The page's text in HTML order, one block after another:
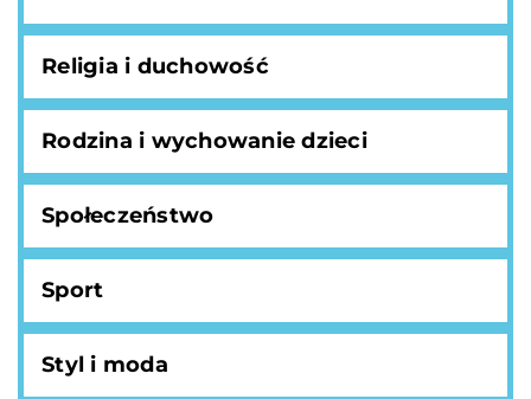
Religia i duchowość
Rodzina i wychowanie dzieci
Społeczeństwo
Sport
Styl i moda